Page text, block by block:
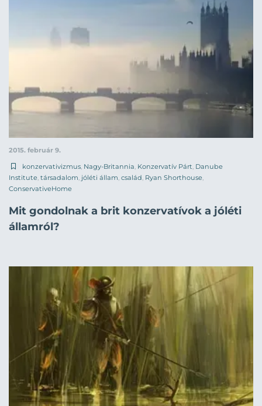
2015. február 9.
konzervativizmus, Nagy-Britannia, Konzervatív Párt, Danube
Institute, társadalom, jóléti állam, család, Ryan Shorthouse,
ConservativeHome
Mit gondolnak a brit konzervatívok a jóléti
államról?